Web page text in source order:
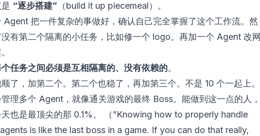
“逐步搭建” （build it up piecemeal）。
Agent 把一件复杂的事做好，确认自己完全掌握了这个工作流。然
没有第二个隔离的小任务，比如修一个 logo。再加一个 Agent 改网
任务之间必须是互相隔离的、没有依赖的。
了，加第二个。第二个也稳了，再加第三个。不是 10 个一起上。
理多个 Agent，就像通关游戏的最终 Boss。能做到这一点的人，
天也是最顶尖的那 0.1%。 （”Knowing how to properly handle
is like the last boss in a game. If you can do that really,